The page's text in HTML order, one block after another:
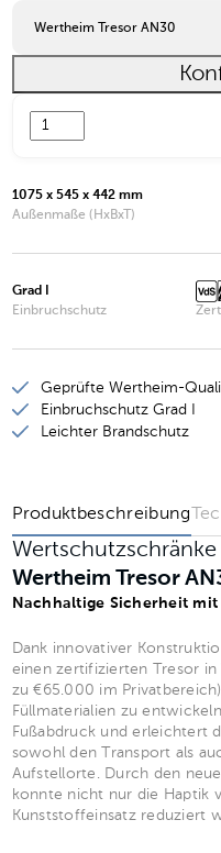
Wertheim Tresor AN30
Wertheim Tresor AN15
Wertheim Tresor AN25
Wertheim Tresor AN30
1075 x 545 x 442 mm
Außenmaße (HxBxT)
Grad I
Einbruchschutz
Geprüfte Wertheim-
Einbruchschutz Grad I
Leichter Brandschutz
Produktbeschreibung
Wertschutzschränke
Wertheim Tresor
Nachhaltige Sicherheit
Dank innovativer
einen zertifizierten Tresor in
zu €65.000 im
Füllmaterialien zu
Fußabdruck und erleichtert
sowohl den Transport als
Aufstellorte. Durch den
konnte nicht nur die Haptik
Kunststoffeinsatz reduziert